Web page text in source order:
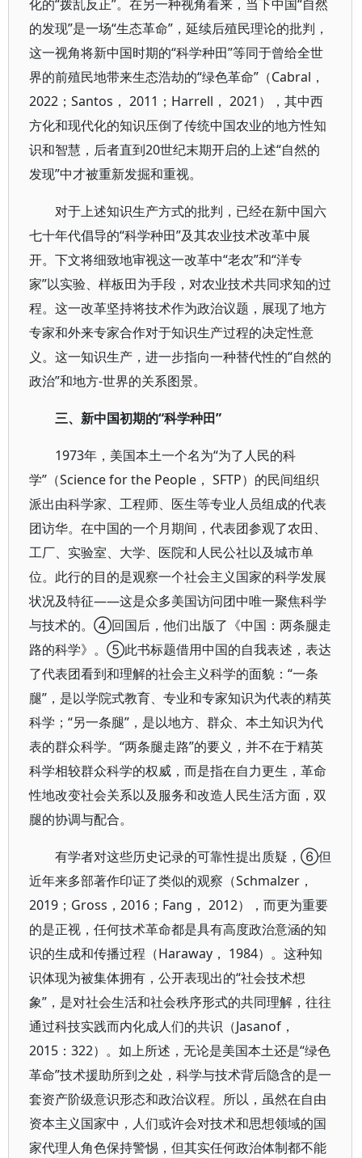
化的“拨乱反正”。在另一种视角看来，当下中国“自然
的发现”是一场“生态革命”，延续后殖民理论的批判，
这一视角将新中国时期的“科学种田”等同于曾给全世
界的前殖民地带来生态浩劫的“绿色革命”（Cabral，
2022；Santos， 2011；Harrell， 2021），其中西
方化和现代化的知识压倒了传统中国农业的地方性知
识和智慧，后者直到20世纪末期开启的上述“自然的
发现”中才被重新发掘和重视。
对于上述知识生产方式的批判，已经在新中国六
七十年代倡导的“科学种田”及其农业技术改革中展
开。下文将细致地审视这一改革中“老农”和“洋专
家”以实验、样板田为手段，对农业技术共同求知的过
程。这一改革坚持将技术作为政治议题，展现了地方
专家和外来专家合作对于知识生产过程的决定性意
义。这一知识生产，进一步指向一种替代性的“自然的
政治”和地方-世界的关系图景。
三、新中国初期的“科学种田”
1973年，美国本土一个名为“为了人民的科
学”（Science for the People， SFTP）的民间组织
派出由科学家、工程师、医生等专业人员组成的代表
团访华。在中国的一个月期间，代表团参观了农田、
工厂、实验室、大学、医院和人民公社以及城市单
位。此行的目的是观察一个社会主义国家的科学发展
状况及特征——这是众多美国访问团中唯一聚焦科学
与技术的。④回国后，他们出版了《中国：两条腿走
路的科学》。⑤此书标题借用中国的自我表述，表达
了代表团看到和理解的社会主义科学的面貌：“一条
腿”，是以学院式教育、专业和专家知识为代表的精英
科学；“另一条腿”，是以地方、群众、本土知识为代
表的群众科学。“两条腿走路”的要义，并不在于精英
科学相较群众科学的权威，而是指在自力更生，革命
性地改变社会关系以及服务和改造人民生活方面，双
腿的协调与配合。
有学者对这些历史记录的可靠性提出质疑，⑥但
近年来多部著作印证了类似的观察（Schmalzer，
2019；Gross，2016；Fang， 2012），而更为重要
的是正视，任何技术革命都是具有高度政治意涵的知
识的生成和传播过程（Haraway， 1984）。这种知
识体现为被集体拥有，公开表现出的“社会技术想
象”，是对社会生活和社会秩序形式的共同理解，往往
通过科技实践而内化成人们的共识（Jasanof，
2015：322）。如上所述，无论是美国本土还是“绿色
革命”技术援助所到之处，科学与技术背后隐含的是一
套资产阶级意识形态和政治议程。所以，虽然在自由
资本主义国家中，人们或许会对技术和思想领域的国
家代理人角色保持警惕，但其实任何政治体制都不能